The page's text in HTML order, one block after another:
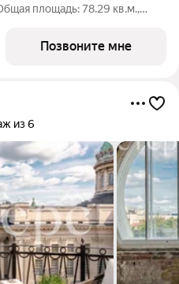
площадь: 78.29 кв.м.,
естественная
Позвоните мне
из 6